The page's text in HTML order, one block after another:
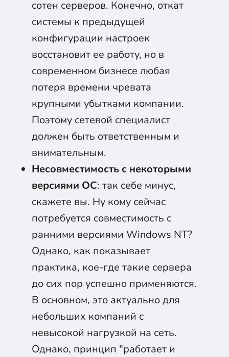
сотен серверов. Конечно, откат
системы к предыдущей
конфигурации настроек
восстановит ее работу, но в
современном бизнесе любая
потеря времени чревата
крупными убытками компании.
Поэтому сетевой специалист
должен быть ответственным и
внимательным.
Несовместимость с некоторыми
версиями ОС: так себе минус,
скажете вы. Ну кому сейчас
потребуется совместимость с
ранними версиями Windows NT?
Однако, как показывает
практика, кое-где такие сервера
до сих пор успешно применяются.
В основном, это актуально для
небольших компаний с
невысокой нагрузкой на сеть.
Однако, принцип "работает и